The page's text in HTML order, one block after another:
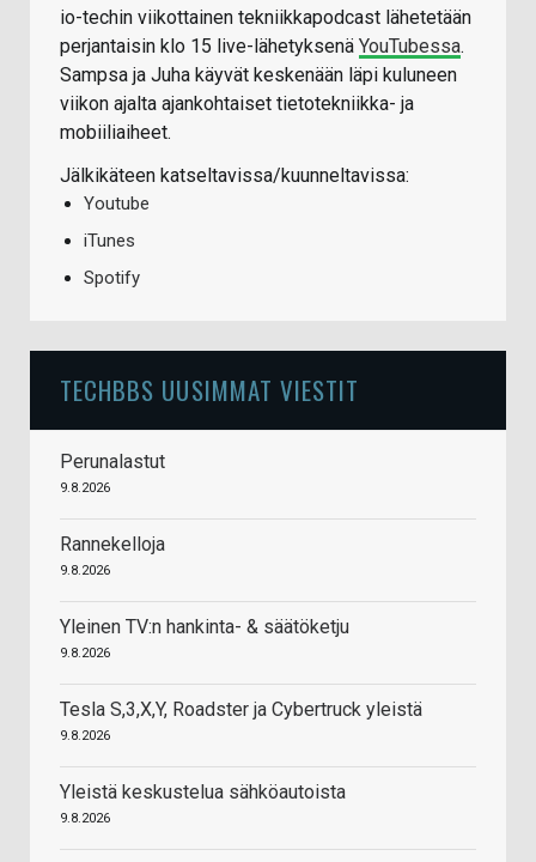
io-techin viikottainen tekniikkapodcast lähetetään
perjantaisin klo 15 live-lähetyksenä YouTubessa.
Sampsa ja Juha käyvät keskenään läpi kuluneen
viikon ajalta ajankohtaiset tietotekniikka- ja
mobiiliaiheet.
Jälkikäteen katseltavissa/kuunneltavissa:
Youtube
iTunes
Spotify
TECHBBS UUSIMMAT VIESTIT
Perunalastut
9.8.2026
Rannekelloja
9.8.2026
Yleinen TV:n hankinta- & säätöketju
9.8.2026
Tesla S,3,X,Y, Roadster ja Cybertruck yleistä
9.8.2026
Yleistä keskustelua sähköautoista
9.8.2026